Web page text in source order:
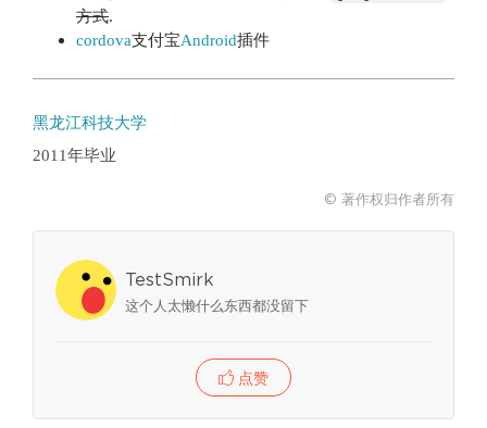
方式.
cordova支付宝Android插件
黑龙江科技大学
2011年毕业
© 著作权归作者所有
TestSmirk
这个人太懒什么东西都没留下
点赞